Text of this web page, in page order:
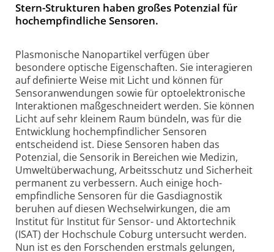
Stern-Strukturen haben großes Potenzial für
hochempfindliche Sensoren.
Plasmonische Nanopartikel verfügen über
besondere optische Eigenschaften. Sie interagieren
auf definierte Weise mit Licht und können für
Sensor­anwendungen sowie für opto­elektronische
Interaktionen maß­geschneidert werden. Sie können
Licht auf sehr kleinem Raum bündeln, was für die
Entwicklung hoch­empfindlicher Sensoren
entscheidend ist. Diese Sensoren haben das
Potenzial, die Sensorik in Bereichen wie Medizin,
Umwelt­überwachung, Arbeitsschutz und Sicherheit
permanent zu verbessern. Auch einige hoch­
empfindliche Sensoren für die Gasdiagnostik
beruhen auf diesen Wechsel­wirkungen, die am
Institut für Institut für Sensor- und Aktortechnik
(ISAT) der Hochschule Coburg untersucht werden.
Nun ist es den Forschenden erstmals gelungen,